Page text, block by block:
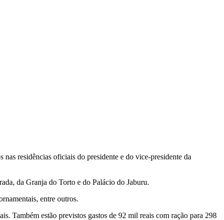
residências oficiais do presidente e do vice-presidente da
da Granja do Torto e do Palácio do Jaburu.
entre outros.
Também estão previstos gastos de 92 mil reais com ração para 298